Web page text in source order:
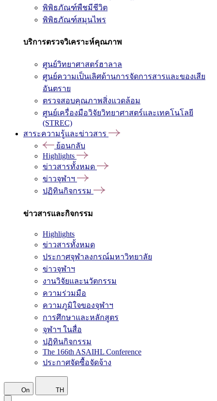
พิพิธภัณฑ์พืชมีชีวิต
พิพิธภัณฑ์สมุนไพร
บริการตรวจวิเคราะห์คุณภาพ
ศูนย์วิทยาศาสตร์ฮาลาล
ศูนย์ความเป็นเลิศด้านการจัดการสารและของเสีย
อันตราย
ตรวจสอบคุณภาพสิ่งแวดล้อม
ศูนย์เครื่องมือวิจัยวิทยาศาสตร์และเทคโนโลยี
(STREC)
สาระความรู้และข่าวสาร
ย้อนกลับ
Highlights
ข่าวสารทั้งหมด
ข่าวจุฬาฯ
ปฏิทินกิจกรรม
ข่าวสารและกิจกรรม
Highlights
ข่าวสารทั้งหมด
ประกาศจุฬาลงกรณ์มหาวิทยาลัย
ข่าวจุฬาฯ
งานวิจัยและนวัตกรรม
ความร่วมมือ
ความภูมิใจของจุฬาฯ
การศึกษาและหลักสูตร
จุฬาฯ ในสื่อ
ปฏิทินกิจกรรม
The 166th ASAIHL Conference
ประกาศจัดซื้อจัดจ้าง
On TH